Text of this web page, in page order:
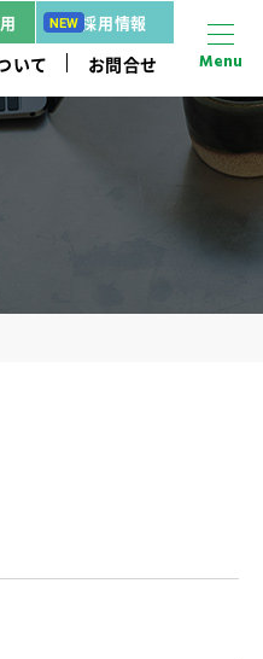
いて お問合せ
採用情報
Menu